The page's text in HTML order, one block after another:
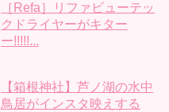
［Refa］リファビューテッ
クドライヤーがキター
ー!!!!!...
【箱根神社】芦ノ湖の水中
鳥居がインスタ映えする